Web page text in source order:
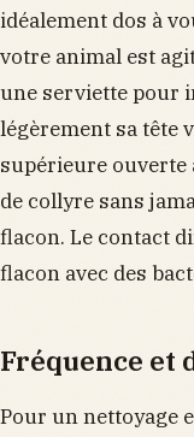
idéalement dos à
votre animal est
une serviette pour
légèrement sa tête
supérieure ouverte
de collyre sans
flacon. Le contact
flacon avec des
Fréquence et
Pour un nettoyage